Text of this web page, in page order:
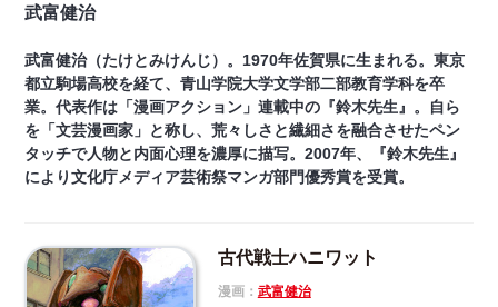
武富健治
武富健治（たけとみけんじ）。1970年佐賀県に生まれる。東京
都立駒場高校を経て、青山学院大学文学部二部教育学科を卒
業。代表作は「漫画アクション」連載中の『鈴木先生』。自ら
を「文芸漫画家」と称し、荒々しさと繊細さを融合させたペン
タッチで人物と内面心理を濃厚に描写。2007年、『鈴木先生』
により文化庁メディア芸術祭マンガ部門優秀賞を受賞。
古代戦士ハニワット
漫画： 武富健治